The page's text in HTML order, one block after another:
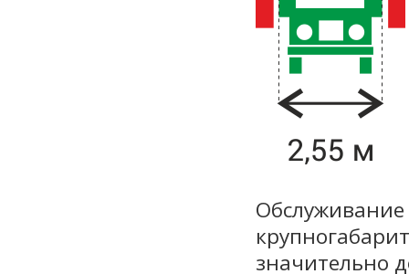
Обслуживание
значительно